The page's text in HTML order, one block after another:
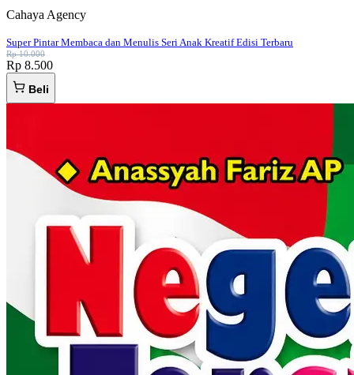
Cahaya Agency
Super Pintar Membaca dan Menulis Seri Anak Kreatif Edisi Terbaru
Rp 10.000
Rp 8.500
Beli